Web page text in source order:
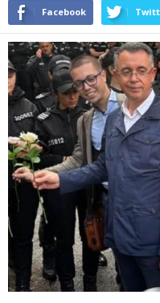
Facebook